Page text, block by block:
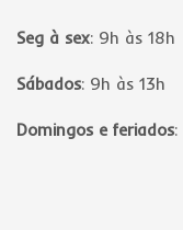
Seg à sex: 9h às 18h
Sábados: 9h às 13h
Domingos e feriados: